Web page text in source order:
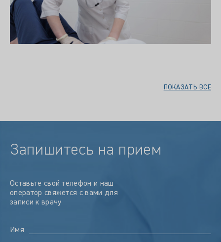
ПОКАЗАТЬ ВСЕ
Запишитесь на прием
Оставьте свой телефон и наш
оператор свяжется с вами для
записи к врачу
Имя